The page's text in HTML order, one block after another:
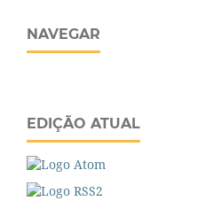
NAVEGAR
EDIÇÃO ATUAL